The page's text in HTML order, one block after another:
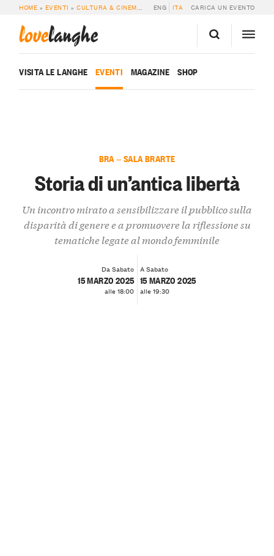
HOME » EVENTI »CULTURA & CINEMA » STORIA DI UN’ANTICA LIBERTÀ
ENG ITA CARICA UN EVENTO
lovelanghe
VISITA LE LANGHE EVENTI MAGAZINE SHOP
BRA — SALA BRARTE
Storia di un’antica libertà
Un incontro mirato a sensibilizzare il pubblico sulla
disparità di genere e a promuovere la riflessione su
tematiche legate al mondo femminile
Da Sabato
15 MARZO 2025
alle 18:00
A Sabato
15 MARZO 2025
alle 19:30